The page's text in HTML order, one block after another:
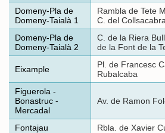
Domeny-Pla de
Domeny-Taialà 1
Rambla de Tete
C. del Collsacabra
Domeny-Pla de
Domeny-Taialà 2
C. de la Riera
de la Font de la
Eixample
Pl. de Francesc
Rubalcaba
Figuerola -
Bonastruc -
Mercadal
Av. de Ramon
Fontajau
Rbla. de Xavier